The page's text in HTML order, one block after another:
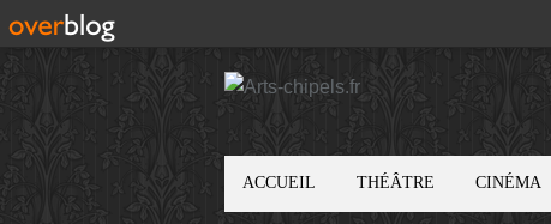
ACCUEIL THÉÂTRE CINÉMA